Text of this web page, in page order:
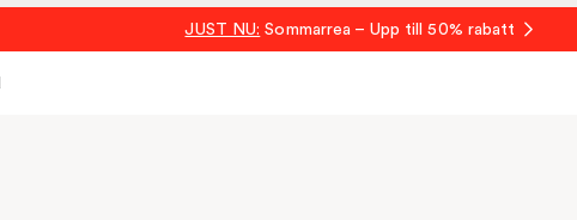
JUST NU: Sommarrea – Upp till 50% rabatt